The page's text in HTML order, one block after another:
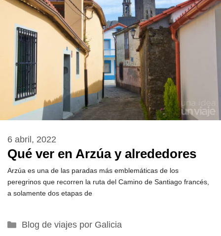
Qué ver en Arzúa y alrededores
6 abril, 2022
Arzúa es una de las paradas más emblemáticas de los
peregrinos que recorren la ruta del Camino de Santiago francés,
a solamente dos etapas de
Categorías
Blog de viajes por Galicia